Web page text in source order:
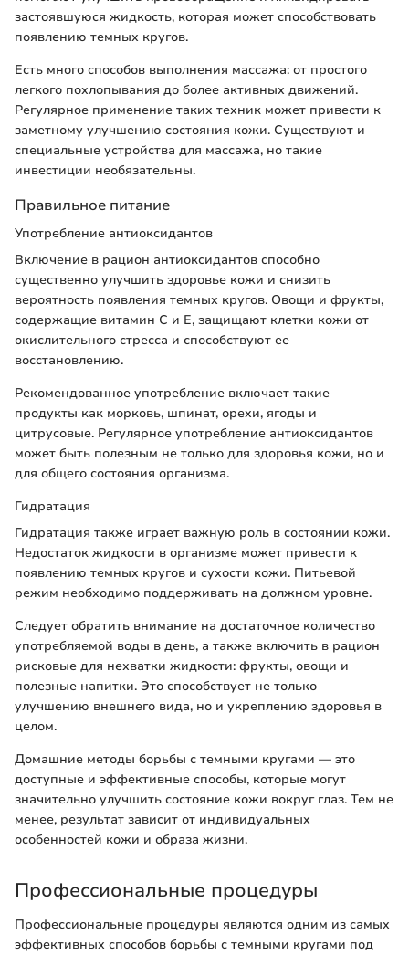
застоявшуюся жидкость, которая может способствовать
появлению темных кругов.
Есть много способов выполнения массажа: от простого
легкого похлопывания до более активных движений.
Регулярное применение таких техник может привести к
заметному улучшению состояния кожи. Существуют и
специальные устройства для массажа, но такие
инвестиции необязательны.
Правильное питание
Употребление антиоксидантов
Включение в рацион антиоксидантов способно
существенно улучшить здоровье кожи и снизить
вероятность появления темных кругов. Овощи и фрукты,
содержащие витамин C и E, защищают клетки кожи от
окислительного стресса и способствуют ее
восстановлению.
Рекомендованное употребление включает такие
продукты как морковь, шпинат, орехи, ягоды и
цитрусовые. Регулярное употребление антиоксидантов
может быть полезным не только для здоровья кожи, но и
для общего состояния организма.
Гидратация
Гидратация также играет важную роль в состоянии кожи.
Недостаток жидкости в организме может привести к
появлению темных кругов и сухости кожи. Питьевой
режим необходимо поддерживать на должном уровне.
Следует обратить внимание на достаточное количество
употребляемой воды в день, а также включить в рацион
рисковые для нехватки жидкости: фрукты, овощи и
полезные напитки. Это способствует не только
улучшению внешнего вида, но и укреплению здоровья в
целом.
Домашние методы борьбы с темными кругами — это
доступные и эффективные способы, которые могут
значительно улучшить состояние кожи вокруг глаз. Тем не
менее, результат зависит от индивидуальных
особенностей кожи и образа жизни.
Профессиональные процедуры
Профессиональные процедуры являются одним из самых
эффективных способов борьбы с темными кругами под